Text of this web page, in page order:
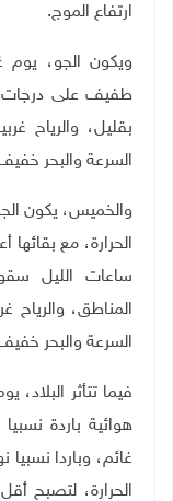
ارتفاع الموج.
ويكون الجو، يوم
طفيف على درجات
بقليل، والرياح
السرعة والبحر
والخميس، يكون
الحرارة، مع
ساعات الليل
المناطق، والرياح
السرعة والبحر
فيما تتأثر
هوائية باردة
غائم، وباردا نسبيا
الحرارة، لتصبح